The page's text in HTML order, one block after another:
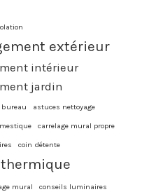
extérieur
intérieur
jardin
bureau astuces nettoyage
carrelage mural propre
coin détente
mural conseils luminaires